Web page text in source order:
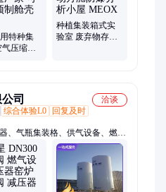
特种集
气压缩机
种植集装箱式实
验室 废弃物存储
司
洽谈
综合体验L0
回复及时
、气瓶集装格、供气设备、燃气
化器